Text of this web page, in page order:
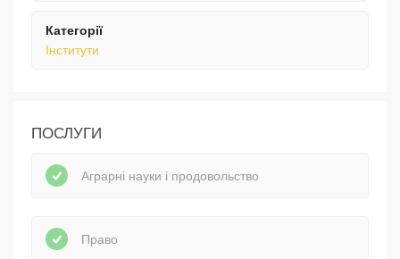
Категорії
Інститути
ПОСЛУГИ
Аграрні науки і продовольство
Право